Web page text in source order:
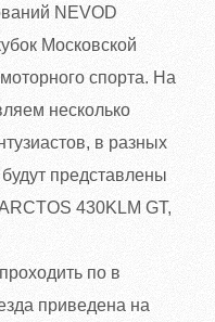
NEVOD
Московской
спорта. На
несколько
в разных
представлены
430KLM GT,
по в
приведена на